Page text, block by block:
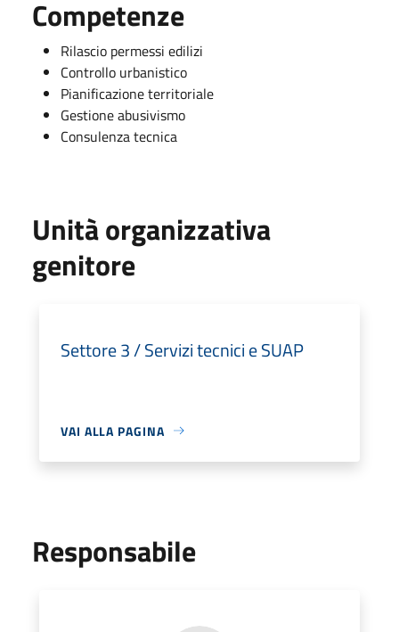
Competenze
Rilascio permessi edilizi
Controllo urbanistico
Pianificazione territoriale
Gestione abusivismo
Consulenza tecnica
Unità organizzativa
genitore
Settore 3 / Servizi tecnici e SUAP
VAI ALLA PAGINA
Responsabile